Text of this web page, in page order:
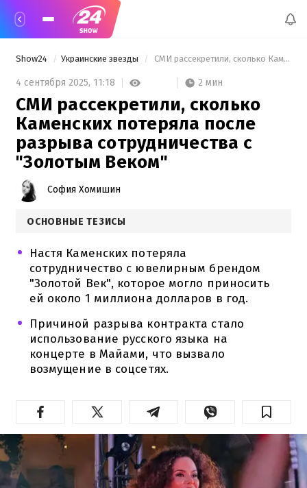
Show24 Украинские звезды СМИ рассекретили, сколько Каменских потеряла после разрыва сотрудничества с "Золотым Веком"
4 сентября 2025, 11:18 2 мин
СМИ рассекретили, сколько
Каменских потеряла после
разрыва сотрудничества с
"Золотым Веком"
София Хомишин
ОСНОВНЫЕ ТЕЗИСЫ
Настя Каменских потеряла
сотрудничество с ювелирным брендом
"Золотой Век", которое могло приносить
ей около 1 миллиона долларов в год.
Причиной разрыва контракта стало
использование русского языка на
концерте в Майами, что вызвало
возмущение в соцсетях.